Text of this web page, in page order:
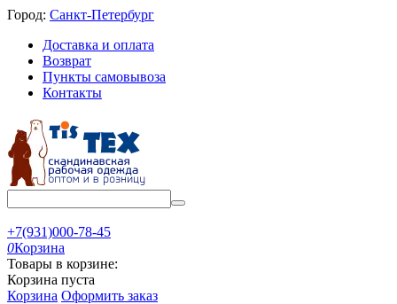
Город: Санкт-Петербург
Доставка и оплата
Возврат
Пункты самовывоза
Контакты
+7(931)000-78-45
0Корзина
Товары в корзине:
Корзина пуста
Корзина Оформить заказ